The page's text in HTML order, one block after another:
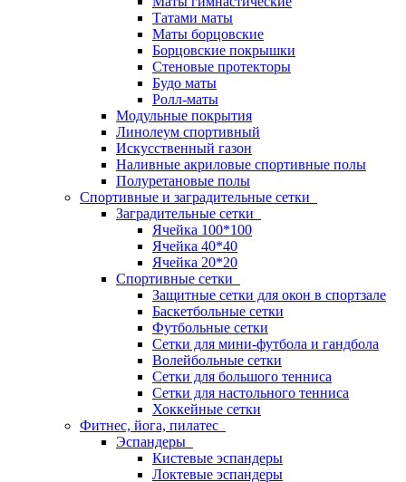
Татами маты
Маты борцовские
Борцовские покрышки
Стеновые протекторы
Будо маты
Ролл-маты
Модульные покрытия
Линолеум спортивный
Искусственный газон
Наливные акриловые спортивные полы
Полуретановые полы
Спортивные и заградительные сетки
Заградительные сетки
Ячейка 100*100
Ячейка 40*40
Ячейка 20*20
Спортивные сетки
Защитные сетки для окон в спортзале
Баскетбольные сетки
Футбольные сетки
Сетки для мини-футбола и гандбола
Волейбольные сетки
Сетки для большого тенниса
Сетки для настольного тенниса
Хоккейные сетки
Фитнес, йога, пилатес
Эспандеры
Кистевые эспандеры
Локтевые эспандеры